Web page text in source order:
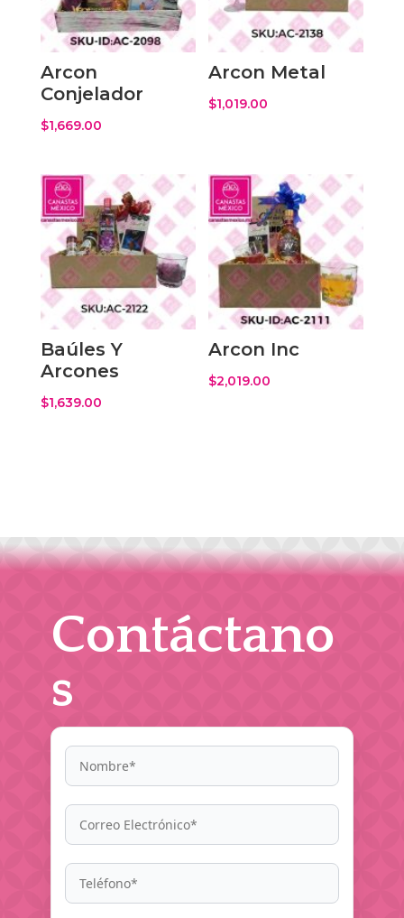
Arcon
Conjelador
$1,669.00
Arcon Metal
$1,019.00
Baúles Y
Arcones
$1,639.00
Arcon Inc
$2,019.00
Contáctano
s